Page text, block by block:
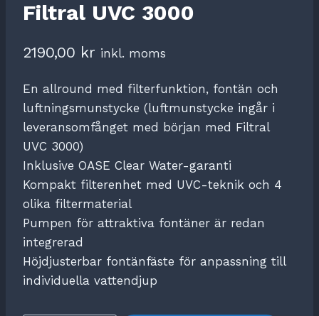
Filtral UVC 3000
2190,00 kr inkl. moms
En allround med filterfunktion, fontän och
luftningsmunstycke (luftmunstycke ingår i
leveransomfånget med början med Filtral
UVC 3000)
Inklusive OASE Clear Water-garanti
Kompakt filterenhet med UVC-teknik och 4
olika filtermaterial
Pumpen för attraktiva fontäner är redan
integrerad
Höjdjusterbar fontänfäste för anpassning till
individuella vattendjup